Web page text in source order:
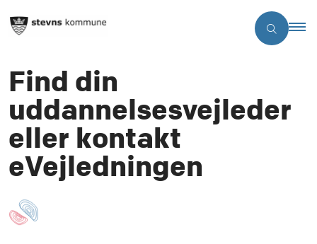
Find din
uddannelsesvejleder
eller kontakt
eVejledningen